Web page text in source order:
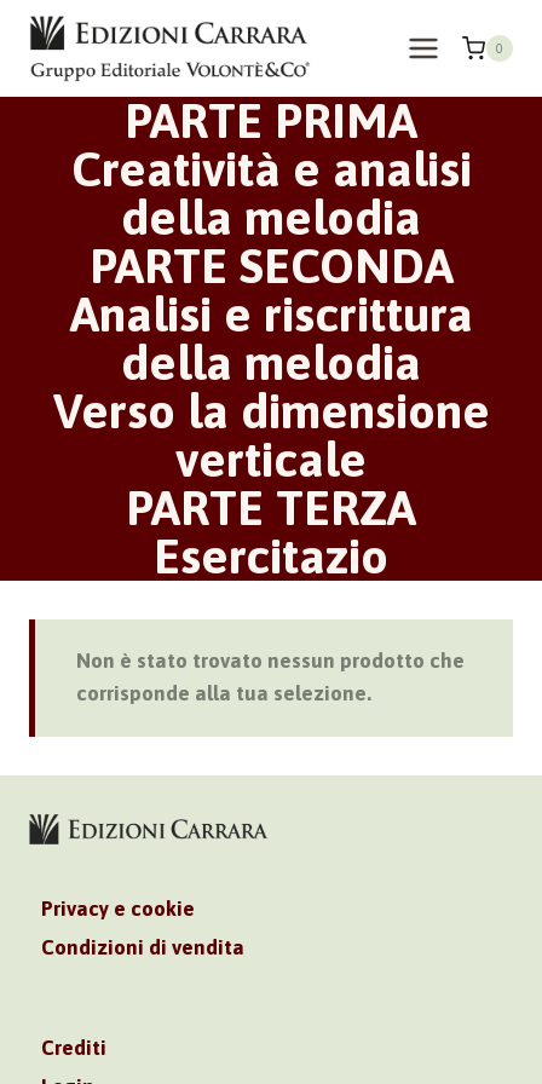
Salta
contenuto
0
PARTE PRIMA
Creatività e analisi
della melodia
PARTE SECONDA
Analisi e riscrittura
della melodia
Verso la dimensione
verticale
PARTE TERZA
Esercitazio
Non è stato trovato nessun prodotto che
corrisponde alla tua selezione.
Privacy e cookie
Condizioni di vendita
Crediti